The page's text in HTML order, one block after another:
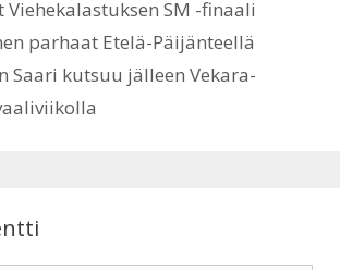
SM -finaali
parhaat Etelä-Päijänteellä
Saari kutsuu jälleen Vekara-